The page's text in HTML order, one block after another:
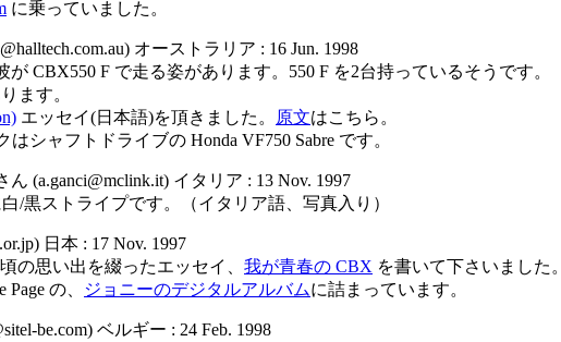
に乗っていました。
オーストラリア : 16 Jun. 1998
が CBX550 F で走る姿があります。550 F を2台持っているそうです。
ます。
エッセイ(日本語)を頂きました。 原文はこちら。
シャフトドライブの Honda VF750 Sabre です。
ん (a.ganci@mclink.it) イタリア : 13 Nov. 1997
/黒ストライプです。（イタリア語、写真入り）
日本 : 17 Nov. 1997
の思い出を綴ったエッセイ、 我が青春の CBX を書いて下さいました。
の、
ジョニーのデジタルアルバムに詰まっています。
be.com) ベルギー : 24 Feb. 1998